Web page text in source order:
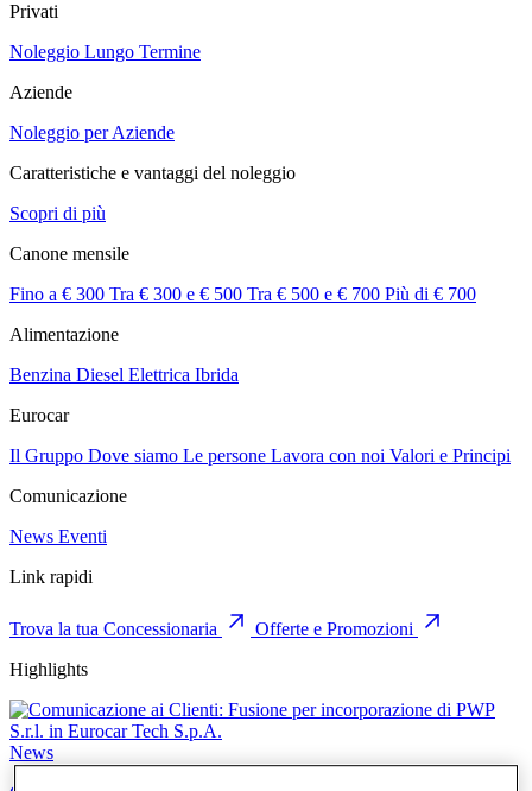
Privati
Noleggio Lungo Termine
Aziende
Noleggio per Aziende
Caratteristiche e vantaggi del noleggio
Scopri di più
Canone mensile
Fino a € 300 Tra € 300 e € 500 Tra € 500 e € 700 Più di € 700
Alimentazione
Benzina Diesel Elettrica Ibrida
Eurocar
Il Gruppo Dove siamo Le persone Lavora con noi Valori e Principi
Comunicazione
News Eventi
Link rapidi
Trova la tua Concessionaria
Offerte e Promozioni
Highlights
News